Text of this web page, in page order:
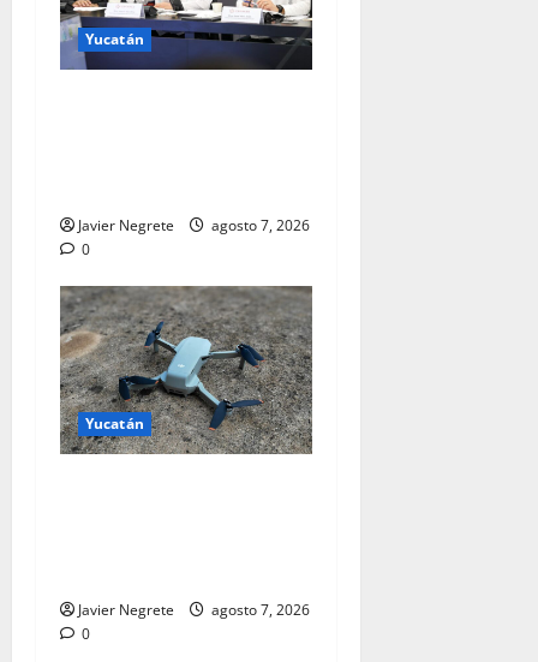
Yucatán
Javier Negrete
agosto 7, 2026
0
Yucatán
Javier Negrete
agosto 7, 2026
0